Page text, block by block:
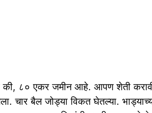
की, ८० एकर जमीन आहे. आपण शेती
चार बैल जोड्या विकत घेतल्या.